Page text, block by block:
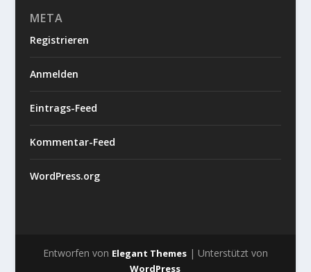
META
Registrieren
Anmelden
Eintrags-Feed
Kommentar-Feed
WordPress.org
Entworfen von Elegant Themes| Unterstützt von
WordPress